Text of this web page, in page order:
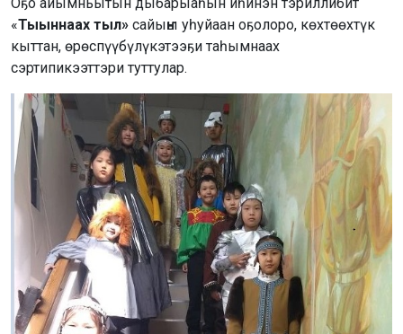
«Тыыннаах тыл» сайыҥҥы уһуйаан оҕолоро, көхтөөхтүк
кыттан, өрөспүүбүлүкэтээҕи таһымнаах
сэртипикээттэри туттулар.